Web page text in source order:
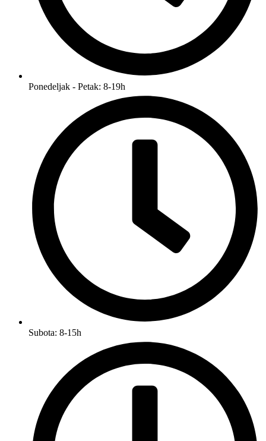
Ponedeljak - Petak: 8-19h
Subota: 8-15h